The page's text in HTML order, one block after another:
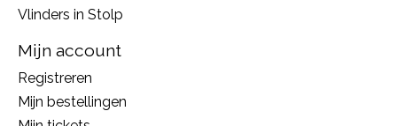
Vlinders in Stolp
Mijn account
Registreren
Mijn bestellingen